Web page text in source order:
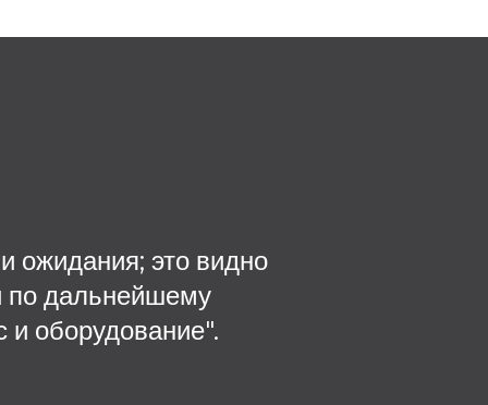
ожидания; это видно
по дальнейшему
и оборудование".